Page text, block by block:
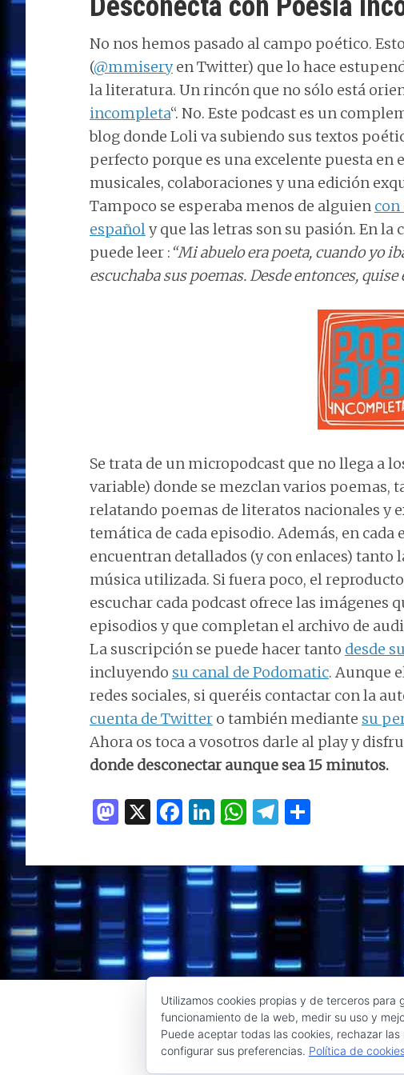
No nos hemos pasado al campo poético.
(@mmiseryen Twitter) que lo hace
la literatura. Un rincón que no sólo está
incompleta“. No. Este podcast es un
blog donde Loli va subiendo sus textos
perfecto porque es una excelente puesta en
musicales, colaboraciones y una edición
Tampoco se esperaba menos de alguien
españoly que las letras son su pasión. En
puede leer : “Mi abuelo era poeta, cuando yo
escuchaba sus poemas. Desde entonces, quise
Se trata de un micropodcast que no llega a
variable) donde se mezclan varios poemas,
relatando poemas de literatos nacionales y
temática de cada episodio. Además, en cada
encuentran detallados (y con enlaces) tanto
música utilizada. Si fuera poco, el
escuchar cada podcast ofrece las imágenes
episodios y que completan el archivo de
La suscripción se puede hacer tanto desde
incluyendo su canal de Podomatic. Aunque
redes sociales, si queréis contactar con la
cuenta de Twitter o también mediante su
Ahora os toca a vosotros darle al play y
donde desconectar aunque sea 15 minutos.
M
to
d
o
n
X F
ce
b
o
k
Li
k
e
dI
n
W
at
s
A
p
p
T
e
g
ra
m
m
p
ar
r
Raúl
Utilizamos cookies propias y de terceros para
funcionamiento de la web, medir su uso y
Puede aceptar todas las cookies, rechazar las
configurar sus preferencias. Política de